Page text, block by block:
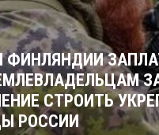
ФИНЛЯНДИИ
СТРОИТЬ
РОССИИ